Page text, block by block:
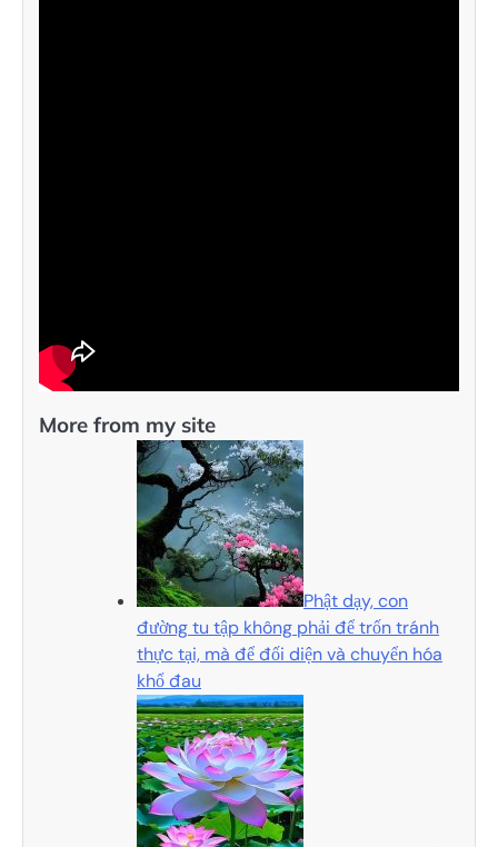
More from my site
Phật dạy, con
đường tu tập không phải để trốn tránh
thực tại, mà để đối diện và chuyển hóa
khổ đau